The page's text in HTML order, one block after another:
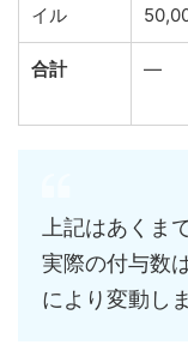
イル
合計 —
上記はあくま
実際の付与数
により変動し